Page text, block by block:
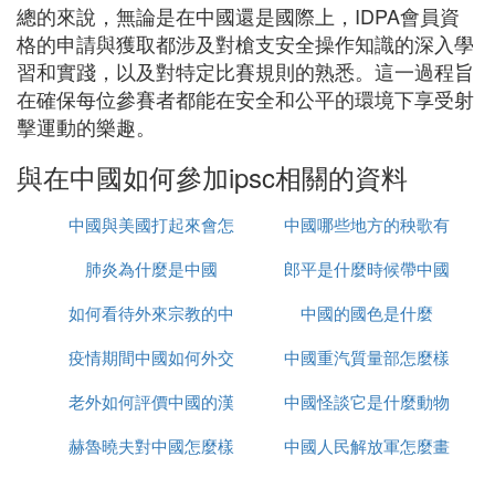
總的來說，無論是在中國還是國際上，IDPA會員資
格的申請與獲取都涉及對槍支安全操作知識的深入學
習和實踐，以及對特定比賽規則的熟悉。這一過程旨
在確保每位參賽者都能在安全和公平的環境下享受射
擊運動的樂趣。
與在中國如何參加ipsc相關的資料
中國與美國打起來會怎
麼樣
中國哪些地方的秧歌有
名
肺炎為什麼是中國
郎平是什麼時候帶中國
女排的
如何看待外來宗教的中
國化
中國的國色是什麼
疫情期間中國如何外交
中國重汽質量部怎麼樣
老外如何評價中國的漢
服
中國怪談它是什麼動物
赫魯曉夫對中國怎麼樣
中國人民解放軍怎麼畫